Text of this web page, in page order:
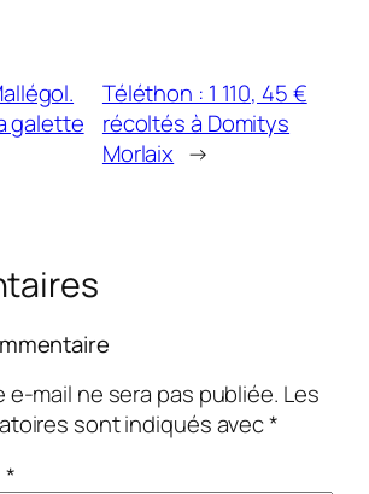
galette
Téléthon : 1 110, 45 €
récoltés à Domitys
Morlaix →
e-mail ne sera pas publiée. Les
sont indiqués avec*
*